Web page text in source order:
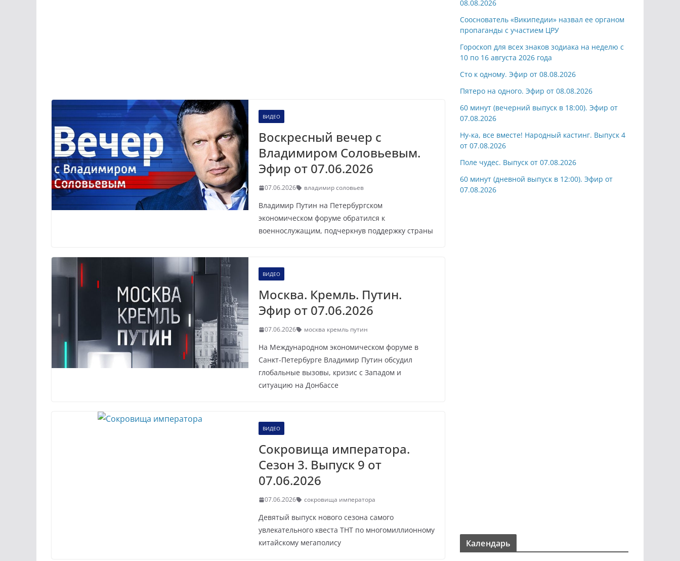
ВИДЕО
Воскресный вечер с
Владимиром Соловьевым.
Эфир от 07.06.2026
07.06.2026 владимир соловьев
Владимир Путин на Петербургском
экономическом форуме обратился к
военнослужащим, подчеркнув поддержку страны
ВИДЕО
Москва. Кремль. Путин.
Эфир от 07.06.2026
07.06.2026 москва кремль путин
На Международном экономическом форуме в
Санкт-Петербурге Владимир Путин обсудил
глобальные вызовы, кризис с Западом и
ситуацию на Донбассе
ВИДЕО
Сокровища императора.
Сезон 3. Выпуск 9 от
07.06.2026
07.06.2026 сокровища императора
Девятый выпуск нового сезона самого
увлекательного квеста ТНТ по многомиллионному
китайскому мегаполису
08.08.2026
Сооснователь «Википедии» назвал ее органом
пропаганды с участием ЦРУ
Гороскоп для всех знаков зодиака на неделю с
10 по 16 августа 2026 года
Сто к одному. Эфир от 08.08.2026
Пятеро на одного. Эфир от 08.08.2026
60 минут (вечерний выпуск в 18:00). Эфир от
07.08.2026
Ну-ка, все вместе! Народный кастинг. Выпуск 4
от 07.08.2026
Поле чудес. Выпуск от 07.08.2026
60 минут (дневной выпуск в 12:00). Эфир от
07.08.2026
Календарь